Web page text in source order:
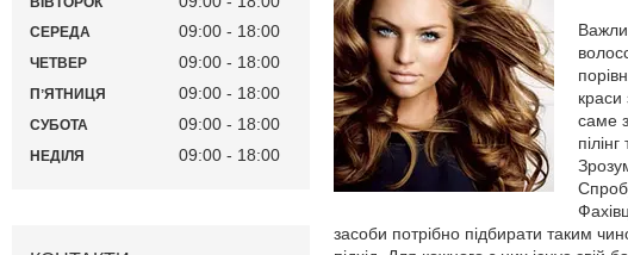
саме
засоби потрібно підбирати таким
СЕРЕДА 09:00 18:00
ЧЕТВЕР 09:00 18:00
ПʼЯТНИЦЯ 09:00 18:00
СУБОТА 09:00 18:00
НЕДІЛЯ 09:00 18:00